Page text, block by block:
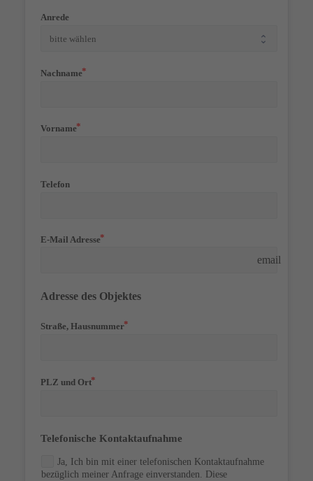
Anrede
Nachname
Vorname
Telefon
E-Mail Adresse
email
Adresse des Objektes
Straße, Hausnummer
PLZ und Ort
Telefonische Kontaktaufnahme
Ja, Ich bin mit einer telefonischen Kontaktaufnahme
bezüglich meiner Anfrage einverstanden. Diese